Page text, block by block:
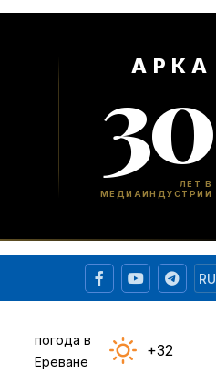
погода в
Ереване
+32